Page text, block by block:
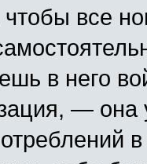
все
в него
—